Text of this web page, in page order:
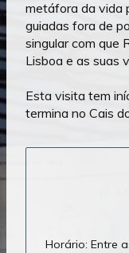
metáfora da vida
guiadas fora de
singular com que
Lisboa e as suas
Esta visita tem
termina no Cais
Horário: Entre